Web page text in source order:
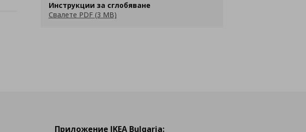
Инструкции за сглобяване
Свалете PDF (3 MB)
Приложение IKEA Bulgaria: